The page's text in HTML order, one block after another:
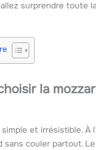
surprendre toute
la
et irrésistible. À
sans couler partout.